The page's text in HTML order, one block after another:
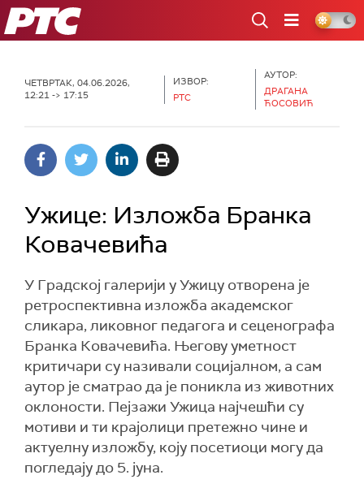
РТС
ЧЕТВРТАК, 04.06.2026,
12:21 -> 17:15
ИЗВОР:
РТС
АУТОР:
ДРАГАНА
ЋОСОВИЋ
Ужице: Изложба Бранка
Ковачевића
У Градској галерији у Ужицу отворена је
ретроспективна изложба академског
сликара, ликовног педагога и сеценографа
Бранка Ковачевића. Његову уметност
критичари су називали социјалном, а сам
аутор је сматрао да је поникла из животних
оклоности. Пејзажи Ужица најчешћи су
мотиви и ти крајолици претежно чине и
актуелну изложбу, коју посетиоци могу да
погледају до 5. јуна.